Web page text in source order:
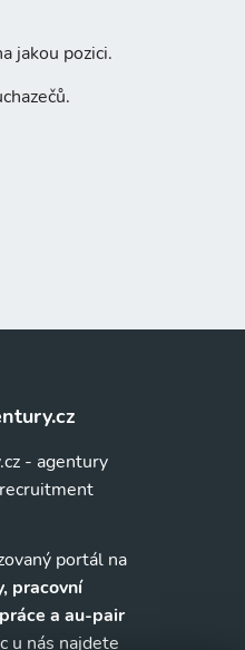
jakou pozici.
- agentury
portál na
pracovní
a au-pair
u nás najdete